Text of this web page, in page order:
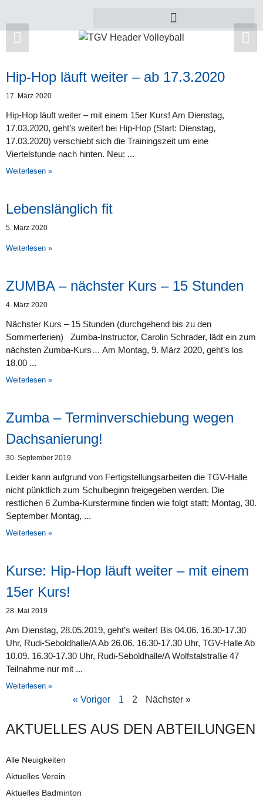
AKTUELLES AUS DEN AB­TEI­LUNG­EN
Alle Neuigkeiten
Aktuelles Verein
Aktuelles Badminton
Zu dieser Kategorie gibt es leider noch keine
Hip-Hop läuft weiter – ab 17.3.2020
17. März 2020
Hip-Hop läuft weiter – mit einem 15er Kurs! Am Dienstag,
17.03.2020, geht’s weiter! bei Hip-Hop (Start: Dienstag,
17.03.2020) verschiebt sich die Trainingszeit um eine
Viertelstunde nach hinten. Neu:
Weiterlesen »
Lebenslänglich fit
5. März 2020
Weiterlesen »
ZUMBA – nächster Kurs – 15 Stunden
4. März 2020
Nächster Kurs – 15 Stunden (durchgehend bis zu den
Sommerferien) Zumba-Instructor, Carolin Schrader, lädt ein zum
nächsten Zumba-Kurs… Am Montag, 9. März 2020, geht’s los
18.00
Weiterlesen »
Zumba – Terminverschiebung wegen
Dachsanierung!
30. September 2019
Leider kann aufgrund von Fertigstellungsarbeiten die TGV-Halle
nicht pünktlich zum Schulbeginn freigegeben werden. Die
restlichen 6 Zumba-Kurstermine finden wie folgt statt: Montag, 30.
September Montag,
Weiterlesen »
Kurse: Hip-Hop läuft weiter – mit einem
15er Kurs!
28. Mai 2019
Am Dienstag, 28.05.2019, geht’s weiter! Bis 04.06. 16.30-17.30
Uhr, Rudi-Seboldhalle/A Ab 26.06. 16.30-17.30 Uhr, TGV-Halle Ab
10.09. 16.30-17.30 Uhr, Rudi-Seboldhalle/A Wolfstalstraße 47
Teilnahme nur mit
Weiterlesen »
« Voriger 1 2 Nächster »